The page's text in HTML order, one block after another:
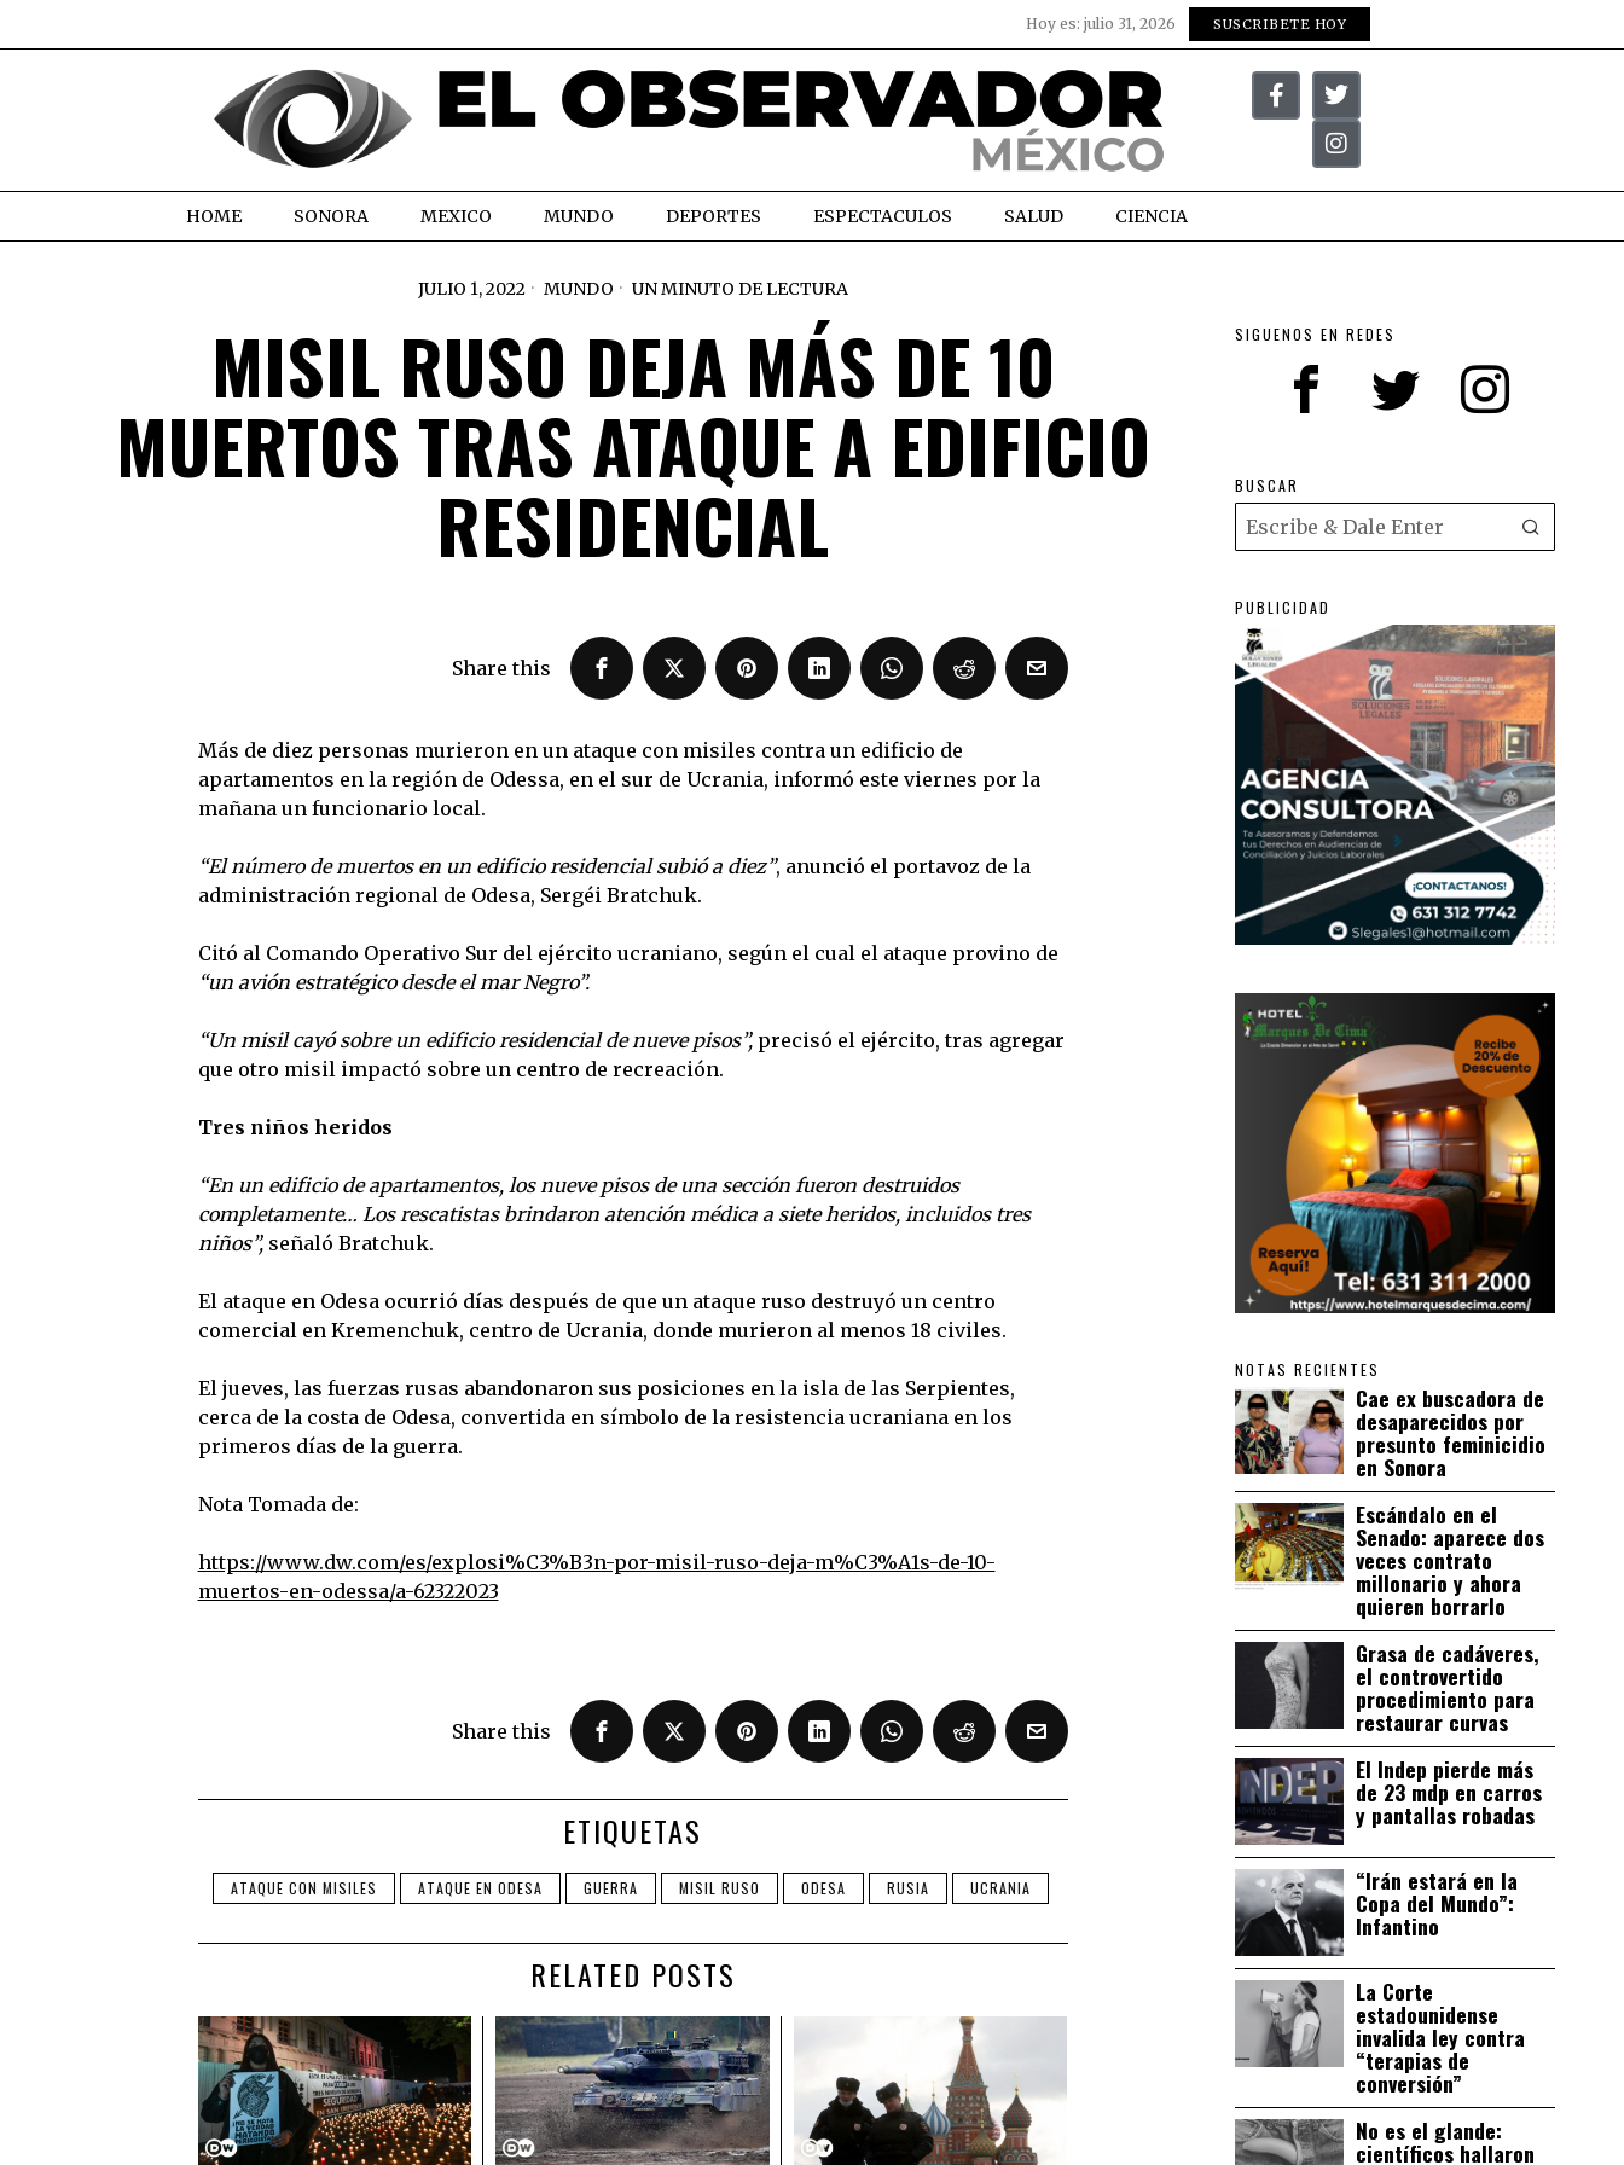
Hoy es: julio 31, 2026 SUSCRIBETE HOY
HOME SONORA MEXICO MUNDO DEPORTES ESPECTACULOS SALUD CIENCIA
JULIO 1, 2022 MUNDO UN MINUTO DE LECTURA
MISIL RUSO DEJA MÁS DE 10
MUERTOS TRAS ATAQUE A EDIFICIO
RESIDENCIAL
Share this
Más de diez personas murieron en un ataque con misiles contra un edificio de
apartamentos en la región de Odessa, en el sur de Ucrania, informó este viernes por la
mañana un funcionario local.
“El número de muertos en un edificio residencial subió a diez”, anunció el portavoz de la
administración regional de Odesa, Sergéi Bratchuk.
Citó al Comando Operativo Sur del ejército ucraniano, según el cual el ataque provino de
“un avión estratégico desde el mar Negro”.
“Un misil cayó sobre un edificio residencial de nueve pisos”,precisó el ejército, tras agregar
que otro misil impactó sobre un centro de recreación.
Tres niños heridos
“En un edificio de apartamentos, los nueve pisos de una sección fueron destruidos
completamente… Los rescatistas brindaron atención médica a siete heridos, incluidos tres
niños”, señaló Bratchuk.
El ataque en Odesa ocurrió días después de que un ataque ruso destruyó un centro
comercial en Kremenchuk, centro de Ucrania, donde murieron al menos 18 civiles.
El jueves, las fuerzas rusas abandonaron sus posiciones en la isla de las Serpientes,
cerca de la costa de Odesa, convertida en símbolo de la resistencia ucraniana en los
primeros días de la guerra.
Nota Tomada de:
https://www.dw.com/es/explosi%C3%B3n-por-misil-ruso-deja-m%C3%A1s-de-10-
muertos-en-odessa/a-62322023
Share this
ETIQUETAS
ATAQUE CON MISILES ATAQUE EN ODESA GUERRA MISIL RUSO ODESA RUSIA UCRANIA
RELATED POSTS
SIGUENOS EN REDES
BUSCAR
PUBLICIDAD
NOTAS RECIENTES
Cae ex buscadora de
desaparecidos por
presunto feminicidio
en Sonora
Escándalo en el
Senado: aparece dos
veces contrato
millonario y ahora
quieren borrarlo
Grasa de cadáveres,
el controvertido
procedimiento para
restaurar curvas
El Indep pierde más
de 23 mdp en carros
y pantallas robadas
“Irán estará en la
Copa del Mundo”:
Infantino
La Corte
estadounidense
invalida ley contra
“terapias de
conversión”
No es el glande:
científicos hallaron